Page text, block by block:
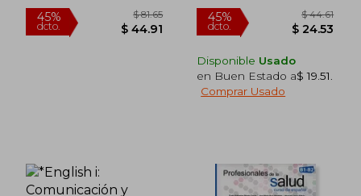
dcto.
45%
dcto.
Disponible Usado
en Buen Estado a$ 19.51
Comprar Usado